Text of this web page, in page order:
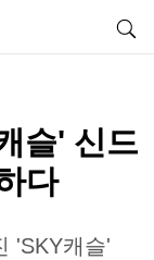
슬' 신드
다
'SKY캐슬'